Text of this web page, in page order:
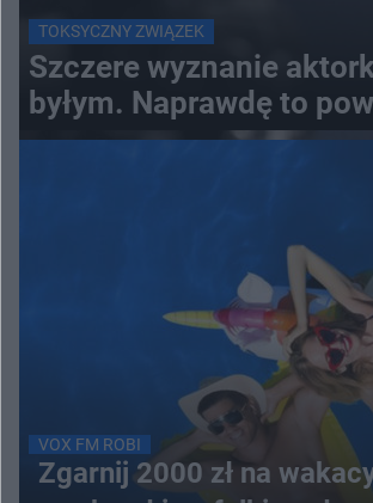
TOKSYCZNY ZWIĄZEK
Szczere wyznanie
byłym. Naprawdę to
VOX FM ROBI
Zgarnij 2000 zł na